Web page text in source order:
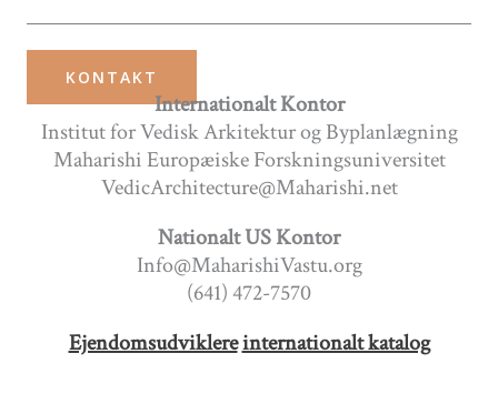
KONTAKT
Internationalt Kontor
Institut for Vedisk Arkitektur og Byplanlægning
Maharishi Europæiske Forskningsuniversitet
VedicArchitecture@Maharishi.net
Nationalt US Kontor
Info@MaharishiVastu.org
(641) 472-7570
Ejendomsudviklereinternationalt katalog